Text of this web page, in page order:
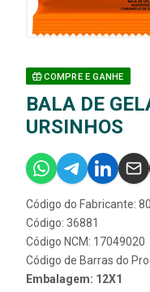
COMPRE E GANHE
BALA DE
URSINHOS
Código do Fabricante:
Código: 36881
Código NCM: 17049020
Código de Barras do
Embalagem: 12X1